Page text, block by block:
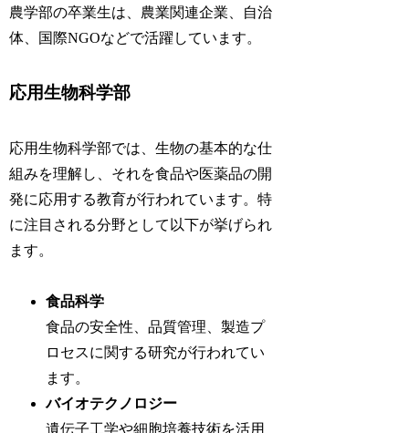
農学部の卒業生は、農業関連企業、自治
体、国際NGOなどで活躍しています。
応用生物科学部
応用生物科学部では、生物の基本的な仕
組みを理解し、それを食品や医薬品の開
発に応用する教育が行われています。特
に注目される分野として以下が挙げられ
ます。
食品科学
食品の安全性、品質管理、製造プ
ロセスに関する研究が行われてい
ます。
バイオテクノロジー
遺伝子工学や細胞培養技術を活用